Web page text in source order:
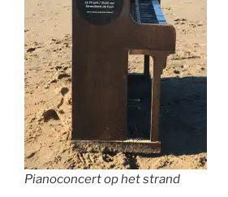
Pianoconcert op het strand